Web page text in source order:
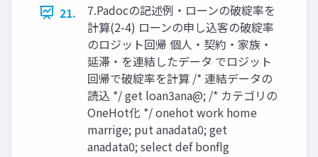
21.
7.Padocの記述例・ローンの破綻率を
計算(2-4) ローンの申し込客の破綻率
のロジット回帰 個人・契約・家族・
延滞・を連結したデータ でロジット
回帰で破綻率を計算 /* 連結データの
読込 */ get loan3ana@; /* カテゴリの
OneHot化 */ onehot work home
marrige; put anadata0; get
anadata0; select def bonflg